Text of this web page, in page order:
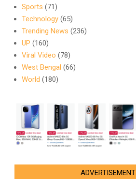
Sports (71)
Technology (65)
Trending News (236)
UP (160)
Viral Video (78)
West Bengal (66)
World (180)
ADVERTISEMENT